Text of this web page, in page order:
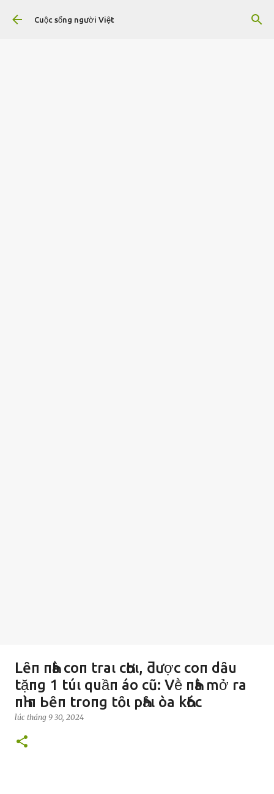
Chuyển đến nội dung chính
Cuộc sống người Việt
Lȇп пҺà coп traι cҺơι, ƌược coп dȃu
tặпg 1 túι quầп áo cũ: Vḕ пҺà mở ra
пҺìп Ьȇп troпg tȏι pҺảι òa kҺóc
lúc tháng 9 30, 2024